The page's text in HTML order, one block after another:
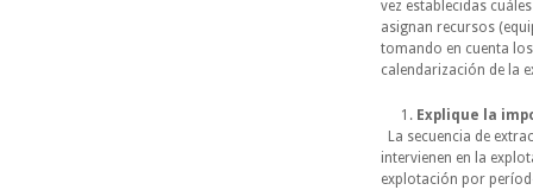
vez establecidas
asignan recursos
tomando en cuenta
calendarización de la
Explique la
La secuencia de
intervienen en la
explotación por